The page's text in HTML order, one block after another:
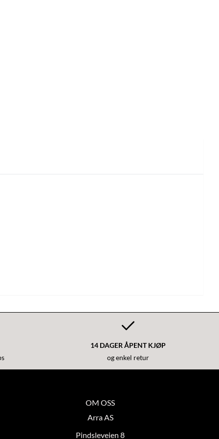
14 DAGER ÅPENT KJØP
og enkel retur
OM OSS
Arra AS
Pindsleveien 8